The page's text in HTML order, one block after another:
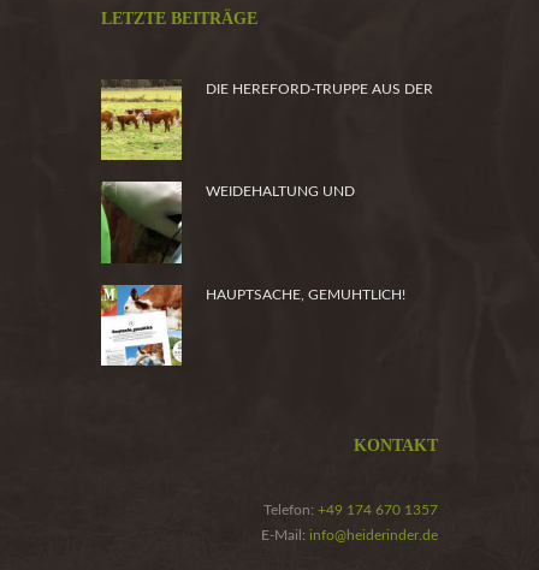
LETZTE BEITRÄGE
DIE HEREFORD-TRUPPE AUS DER
WEIDEHALTUNG UND
HAUPTSACHE, GEMUHTLICH!
KONTAKT
Telefon: +49 174 670 1357
E-Mail: info@heiderinder.de